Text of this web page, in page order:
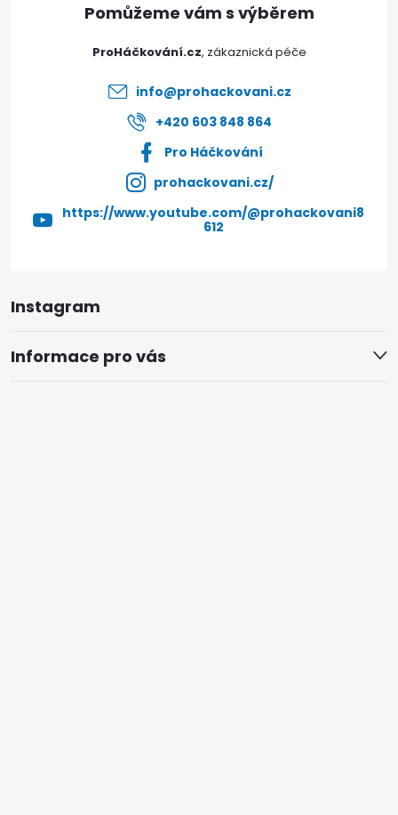
Instagram
Informace pro vás
ProHáčkování.cz
info@prohackovani.cz
+420 603 848 864
Pro Háčkování
prohackovani.cz/
https://www.youtube.com/@prohackovani8
612